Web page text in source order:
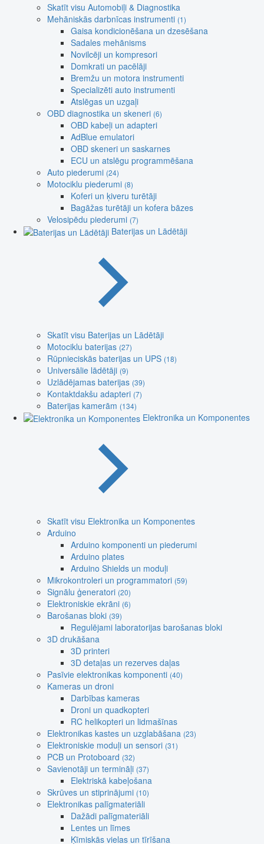
Skatīt visu Automobiļi & Diagnostika
Mehāniskās darbnīcas instrumenti (1)
Gaisa kondicionēšana un dzesēšana
Sadales mehānisms
Novilcēji un kompresori
Domkrati un pacēlāji
Bremžu un motora instrumenti
Specializēti auto instrumenti
Atslēgas un uzgaļi
OBD diagnostika un skeneri (6)
OBD kabeļi un adapteri
AdBlue emulatori
OBD skeneri un saskarnes
ECU un atslēgu programmēšana
Auto piederumi (24)
Motociklu piederumi (8)
Koferi un ķiveru turētāji
Bagāžas turētāji un kofera bāzes
Velosipēdu piederumi (7)
Baterijas un Lādētāji
Skatīt visu Baterijas un Lādētāji
Motociklu baterijas (27)
Rūpnieciskās baterijas un UPS (18)
Universālie lādētāji (9)
Uzlādējamas baterijas (39)
Kontaktdakšu adapteri (7)
Baterijas kamerām (134)
Elektronika un Komponentes
Skatīt visu Elektronika un Komponentes
Arduino
Arduino komponenti un piederumi
Arduino plates
Arduino Shields un moduļi
Mikrokontroleri un programmatori (59)
Signālu ģeneratori (20)
Elektroniskie ekrāni (6)
Barošanas bloki (39)
Regulējami laboratorijas barošanas bloki
3D drukāšana
3D printeri
3D detaļas un rezerves daļas
Pasīvie elektronikas komponenti (40)
Kameras un droni
Darbības kameras
Droni un quadkopteri
RC helikopteri un lidmašīnas
Elektronikas kastes un uzglabāšana (23)
Elektroniskie moduļi un sensori (31)
PCB un Protoboard (32)
Savienotāji un termināļi (37)
Elektriskā kabeļošana
Skrūves un stiprinājumi (10)
Elektronikas palīgmateriāli
Dažādi palīgmateriāli
Lentes un līmes
Ķīmiskās vielas un tīrīšana